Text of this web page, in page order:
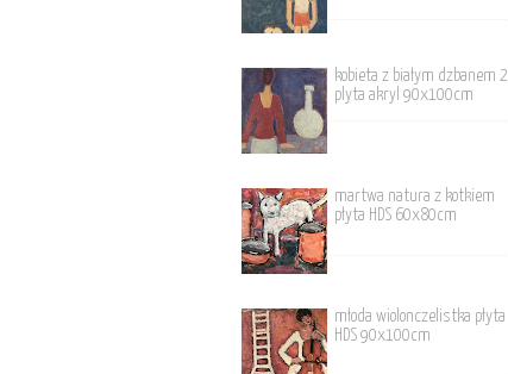
kobieta z białym dzbanem 2
plyta akryl 90x100cm
martwa natura z kotkiem
płyta HDS 60x80cm
młoda wiolonczelistka płyta
HDS 90x100cm